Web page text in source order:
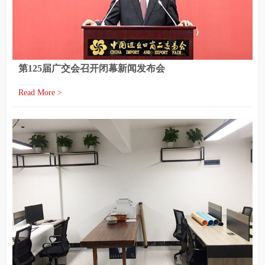
第125届广交会召开闭幕新闻发布会
Read More >